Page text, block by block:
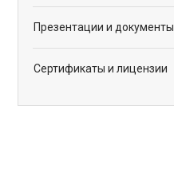
Презентации и документы
Сертификаты и лицензии